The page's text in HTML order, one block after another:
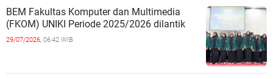
BEM Fakultas Komputer dan Multimedia
(FKOM) UNIKI Periode 2025/2026 dilantik
29/07/2026, 06:42 WIB